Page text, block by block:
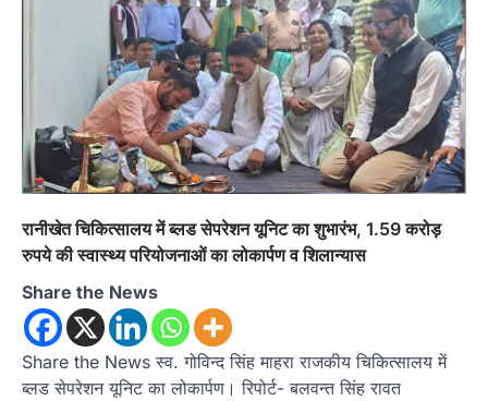
रानीखेत चिकित्सालय में ब्लड सेपरेशन यूनिट का शुभारंभ, 1.59 करोड़
रुपये की स्वास्थ्य परियोजनाओं का लोकार्पण व शिलान्यास
Share the News
Share the News स्व. गोविन्द सिंह माहरा राजकीय चिकित्सालय में
ब्लड सेपरेशन यूनिट का लोकार्पण। रिपोर्ट- बलवन्त सिंह रावत
कांग्रेस कार्यकर्ताओं की बसें रोकने का आरोप, एसएसपी
ऑफिस में धरने पर बैठे गोदियाल और…
4
अल्मोड़ा उत्तराखण्ड कुमाऊं ख़बरें धार्मिक
मानिला देवी मंदिर में श्रीमद्भागवत कथा के चतुर्थ
दिवस धूमधाम से मनाया गया श्रीकृष्ण जन्मोत्सव,
राज्य मंत्री कैलाश पंत ने किया कथा श्रवण
Admin August 6, 2026
रानीखेत। मानिला देवी मंदिर, कमराड़/विनायक क्षेत्र में
आयोजित श्रीमद्भागवत कथा के चतुर्थ दिवस गुरुवार को…
इंटर-एपीएस सेंट्रल कमांड चेस क्लस्टर-2 में
याग्यिका कुंद्रा ने लहराया परचम, अंडर-14 वर्ग
में हासिल किया प्रथम स्थान
Admin August 8, 2026